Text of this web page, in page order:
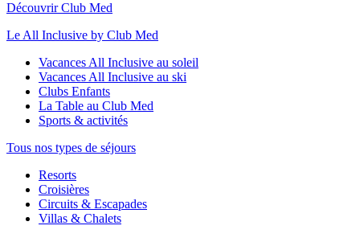
Découvrir Club Med
Le All Inclusive by Club Med
Vacances All Inclusive au soleil
Vacances All Inclusive au ski
Clubs Enfants
La Table au Club Med
Sports & activités
Tous nos types de séjours
Resorts
Croisières
Circuits & Escapades
Villas & Chalets